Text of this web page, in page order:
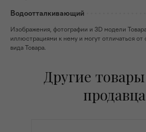
Водоотталкивающий
Изображения, фотографии и 3D модели
иллюстрациями к нему и могут отличаться от
вида Товара.
Другие
продавца